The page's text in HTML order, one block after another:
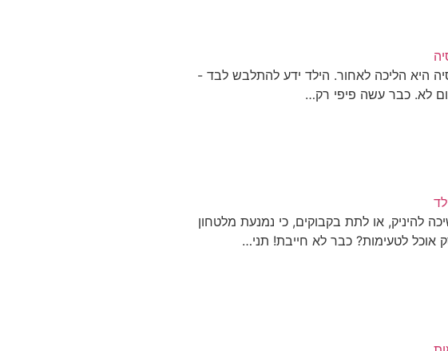
היא הליכה לאחור. הילד ידע להתלבש לבד -
לא. כבר עשה פיפי רק…
להיניק, או לתת בקבוקים, כי נמנעת מלטחון
אוכל לטעימות? כבר לא חייבת! תני…